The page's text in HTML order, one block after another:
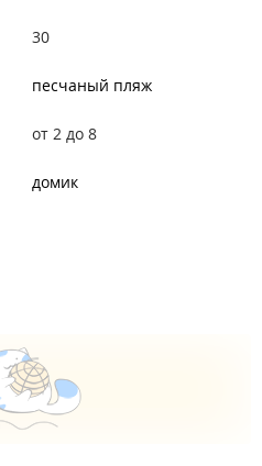
30
песчаный пляж
от 2 до 8
домик